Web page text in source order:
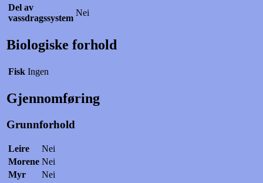
Del av
vassdragssystem
Nei
Biologiske forhold
Fisk Ingen
Gjennomføring
Grunnforhold
Leire
Nei
Morene Nei
Myr
Nei